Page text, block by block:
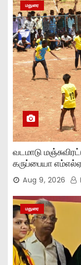
மதுரை
வடமாடு
கருப்பையா
Aug 9, 2026
மதுரை